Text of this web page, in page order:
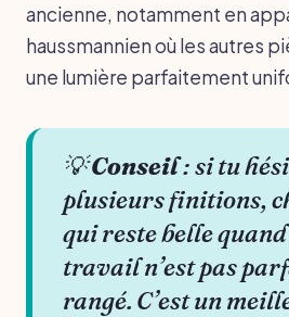
ancienne, notamment en
haussmannien où les autres
une lumière parfaitement
💡Conseil: si tu
plusieurs finitions,
qui reste belle
travail n’est pas
rangé. C’est un